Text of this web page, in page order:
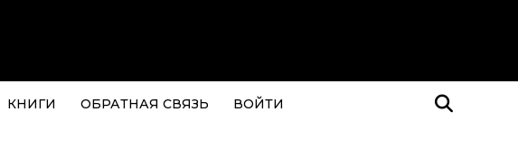
КНИГИ ОБРАТНАЯ СВЯЗЬ ВОЙТИ